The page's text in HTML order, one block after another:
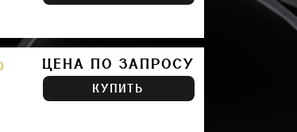
ЦЕНА ПО ЗАПРОСУ
КУПИТЬ